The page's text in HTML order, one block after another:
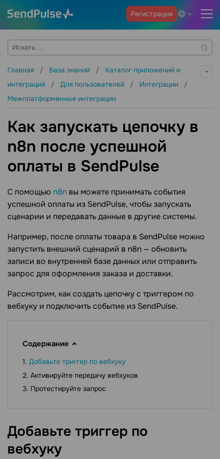
Регистрация
Главная База знаний
Каталог приложений и
интеграций
Для пользователей
Интеграции
Межплатформенные интеграции
Как запускать цепочку в
n8n после успешной
оплаты в SendPulse
С помощью n8n вы можете принимать события
успешной оплаты из SendPulse, чтобы запускать
сценарии и передавать данные в другие системы.
Например, после оплаты товара в SendPulse можно
запустить внешний сценарий в n8n — обновить
записи во внутренней базе данных или отправить
запрос для оформления заказа и доставки.
Рассмотрим, как создать цепочку с триггером по
вебхуку и подключить событие из SendPulse.
Содержание
Добавьте триггер по вебхуку
Активируйте передачу вебхуков
Протестируйте запрос
Добавьте триггер по
вебхуку